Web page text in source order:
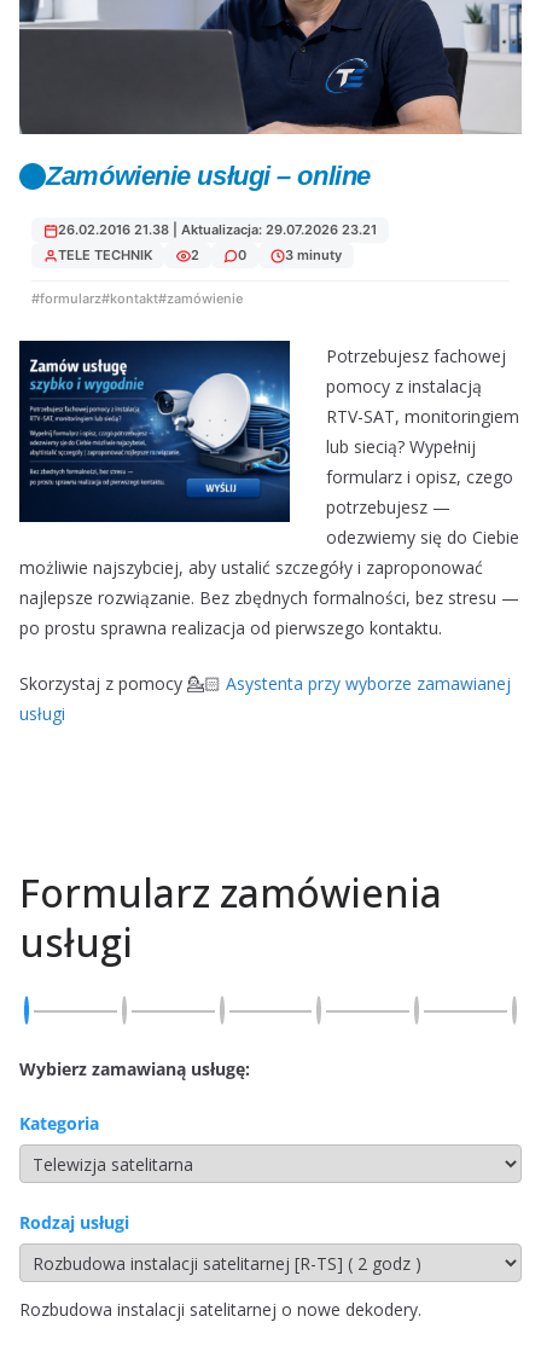
Zamówienie usługi – online
26.02.2016 21.38 | Aktualizacja: 29.07.2026 23.21
TELE TECHNIK
2 0 3 minuty
#formularz#kontakt#zamówienie
Potrzebujesz fachowej
pomocy z instalacją
RTV-SAT, monitoringiem
lub siecią? Wypełnij
formularz i opisz, czego
potrzebujesz —
odezwiemy się do Ciebie
możliwie najszybciej, aby ustalić szczegóły i zaproponować
najlepsze rozwiązanie. Bez zbędnych formalności, bez stresu —
po prostu sprawna realizacja od pierwszego kontaktu.
Skorzystaj z pomocy 💁🏻 Asystenta przy wyborze zamawianej
usługi
Formularz zamówienia
usługi
Wybierz zamawianą usługę:
Kategoria
Rodzaj usługi
Rozbudowa instalacji satelitarnej o nowe dekodery.